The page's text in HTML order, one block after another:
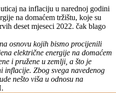
na inflaciju u narednoj godini
na domaćem tržištu, koje su
deset mjeseci 2022. čak blago
osnovu kojih bismo procijenili
električne energije na domaćem
i pružene u zemlji, a što je
Zbog svega navedenog
nešto viša u odnosu na